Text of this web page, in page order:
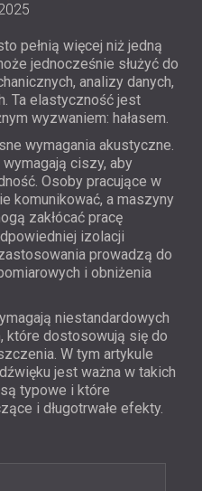
PANELE
AKUSTYCZNE I
Z LISTEW
AKUSTYCZNE
DŹWIĘKU,
I PANELE
I OBUDOWY /
DŹWIĘKU
DŹWIĘKU,
I ROZWIĄZANIA
I ROZWIĄZANIA
I PANELE
MASZYN,
pełnią więcej niż jedną
jednocześnie służyć do
analizy danych,
Ta elastyczność jest
wyzwaniem: hałasem.
wymagania akustyczne.
ciszy, aby
Osoby pracujące w
komunikować, a maszyny
zakłócać pracę
izolacji
prowadzą do
i obniżenia
niestandardowych
które dostosowują się do
W tym artykule
jest ważna w takich
typowe i które
i długotrwałe efekty.